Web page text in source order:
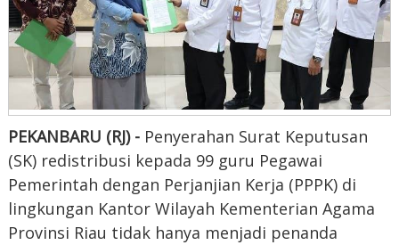
PEKANBARU (RJ) - Penyerahan Surat Keputusan
(SK) redistribusi kepada 99 guru Pegawai
Pemerintah dengan Perjanjian Kerja (PPPK) di
lingkungan Kantor Wilayah Kementerian Agama
Provinsi Riau tidak hanya menjadi penanda